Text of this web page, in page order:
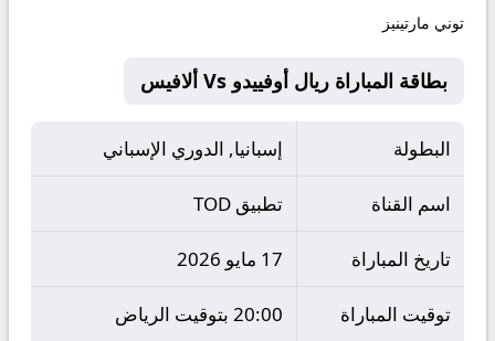
توني مارتينيز
بطاقة المباراة ريال أوفييدو Vs ألافيس
البطولة إسبانيا, الدوري الإسباني
اسم القناة تطبيق TOD
تاريخ المباراة 17 مايو 2026
توقيت المباراة 20:00 بتوقيت الرياض